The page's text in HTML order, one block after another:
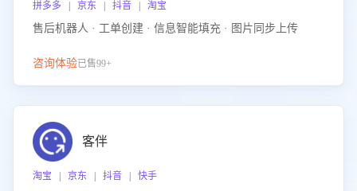
拼多多 | 京东 | 抖音 | 淘宝
售后机器人 · 工单创建 · 信息智能填充 · 图片同步上传
咨询体验已售99+
客伴
淘宝 | 京东 | 抖音 | 快手